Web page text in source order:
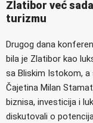
Zlatibor već
turizmu
Drugog dana
bila je Zlatibor kao
sa Bliskim Istokom, a
Čajetina Milan
biznisa, investicija i
diskutovali o